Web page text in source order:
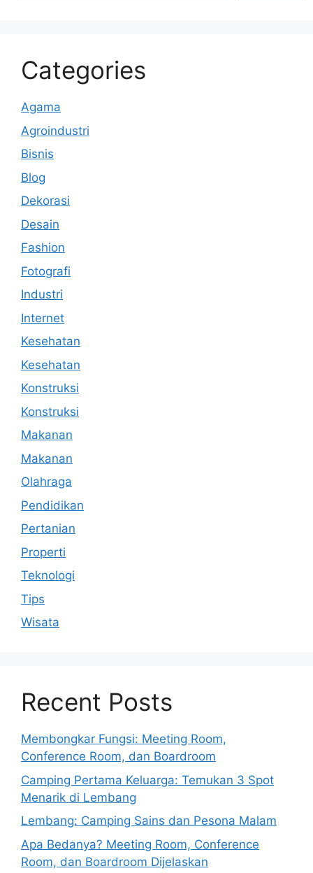
Categories
Agama
Agroindustri
Bisnis
Blog
Dekorasi
Desain
Fashion
Fotografi
Industri
Internet
Kesehatan
Kesehatan
Konstruksi
Konstruksi
Makanan
Makanan
Olahraga
Pendidikan
Pertanian
Properti
Teknologi
Tips
Wisata
Recent Posts
Membongkar Fungsi: Meeting Room,
Conference Room, dan Boardroom
Camping Pertama Keluarga: Temukan 3 Spot
Menarik di Lembang
Lembang: Camping Sains dan Pesona Malam
Apa Bedanya? Meeting Room, Conference
Room, dan Boardroom Dijelaskan